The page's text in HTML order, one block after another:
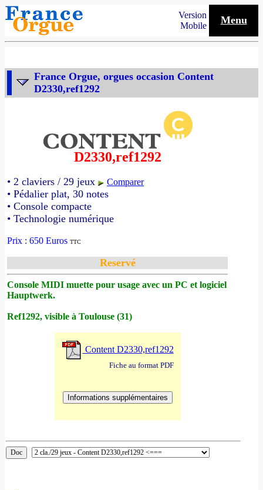
Version
Mobile
Menu
France Orgue, orgues occasion Content
D2330,ref1292
D2330,ref1292
• 2 claviers / 29 jeux Comparer
• Pédalier plat, 30 notes
• Console compacte
• Technologie numérique
Prix : 650 Euros TTC
Reservé
Console MIDI muette pour usage avec un PC et logiciel
Hauptwerk.
Ref1292, visible à Toulouse (31)
Content D2330,ref1292
Fiche au format PDF